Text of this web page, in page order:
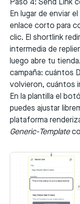
Paso 4: Send Link
En lugar de enviar
enlace corto para
clic. El shortlink
intermedia de
luego abre tu
campaña: cuántos
volvieron, cuántos
En la plantilla el
puedes ajustar
plataforma
Generic-Template